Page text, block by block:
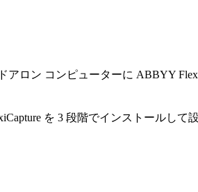
ロン コンピューターに ABBYY
を 3 段階でインストールして設